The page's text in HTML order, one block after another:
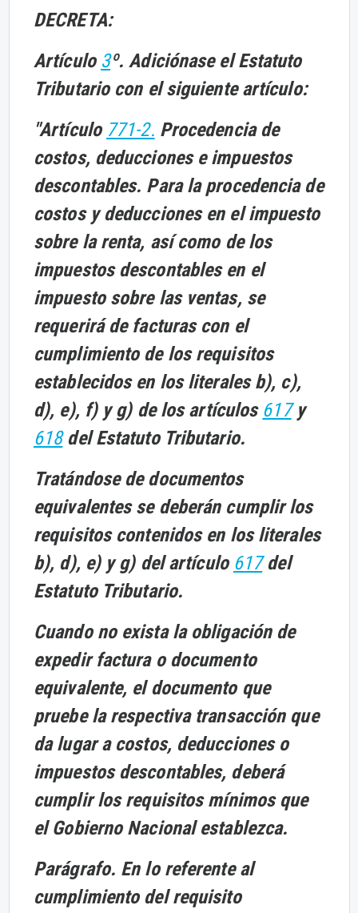
DECRETA:
Artículo 3º. Adiciónase el Estatuto
Tributario con el siguiente artículo:
"Artículo 771-2. Procedencia de
costos, deducciones e impuestos
descontables. Para la procedencia de
costos y deducciones en el impuesto
sobre la renta, así como de los
impuestos descontables en el
impuesto sobre las ventas, se
requerirá de facturas con el
cumplimiento de los requisitos
establecidos en los literales b), c),
d), e), f) y g) de los artículos 617y
618del Estatuto Tributario.
Tratándose de documentos
equivalentes se deberán cumplir los
requisitos contenidos en los literales
b), d), e) y g) del artículo 617del
Estatuto Tributario.
Cuando no exista la obligación de
expedir factura o documento
equivalente, el documento que
pruebe la respectiva transacción que
da lugar a costos, deducciones o
impuestos descontables, deberá
cumplir los requisitos mínimos que
el Gobierno Nacional establezca.
Parágrafo. En lo referente al
cumplimiento del requisito